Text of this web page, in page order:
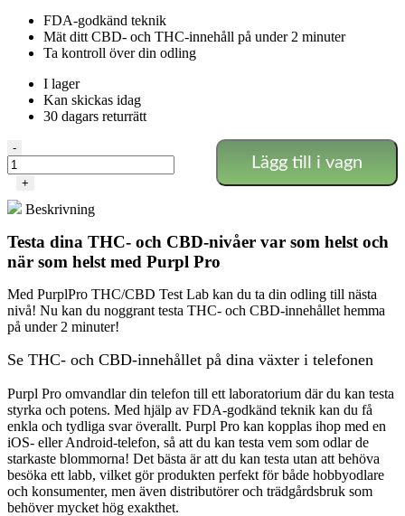
FDA-godkänd teknik
Mät ditt CBD- och THC-innehåll på under 2 minuter
Ta kontroll över din odling
I lager
Kan skickas idag
30 dagars returrätt
PurplPro
THC/CBD
testlabb
-
+
Lägg till i vagn
Beskrivning
Testa dina THC- och CBD-nivåer var som helst och
när som helst med Purpl Pro
Med PurplPro THC/CBD Test Lab kan du ta din odling till nästa
nivå! Nu kan du noggrant testa THC- och CBD-innehållet hemma
på under 2 minuter!
Se THC- och CBD-innehållet på dina växter i telefonen
Purpl Pro omvandlar din telefon till ett laboratorium där du kan testa
styrka och potens. Med hjälp av FDA-godkänd teknik kan du få
enkla och tydliga svar överallt. Purpl Pro kan kopplas ihop med en
iOS- eller Android-telefon, så att du kan testa vem som odlar de
starkaste blommorna! Det bästa är att du kan testa utan att behöva
besöka ett labb, vilket gör produkten perfekt för både hobbyodlare
och konsumenter, men även distributörer och trädgårdsbruk som
behöver mycket hög exakthet.